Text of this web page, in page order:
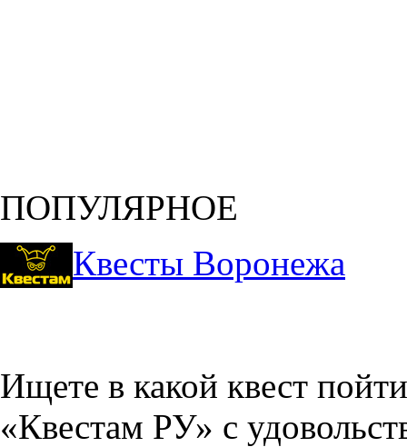
ПОПУЛЯРНОЕ
Квесты Воронежа
Ищете в какой квест
«Квестам РУ» с